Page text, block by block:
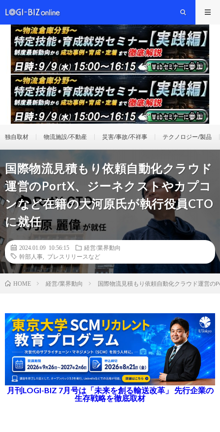
独自取材 物流施設/不動産 災害/事故/不祥事 テクノロジー/製品
国際物流見積もり依頼自動化クラウド
運営のPortX、ジーネクストやカプコ
ンなど在籍の大河原氏が執行役員CTO
に就任
2024.01.09 10:56:15
経営/業界動向
幹部人事
プレスリリースなど
HOME 経営/業界動向 国際物流見積もり依頼自動化クラウド運営の
月刊LOGI-BIZ 7月号は「未来を創る輸送改革」 先行企業の
生存戦略を徹底取材